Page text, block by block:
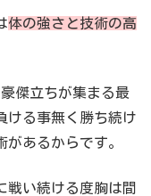
体の強さと技術の高
傑立ちが集まる最
ける事無く勝ち続け
あるからです。
戦い続ける度胸は間